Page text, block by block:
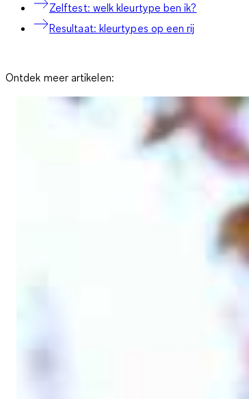
Zelftest: welk kleurtype ben ik?
Resultaat: kleurtypes op een rij
Ontdek meer artikelen: